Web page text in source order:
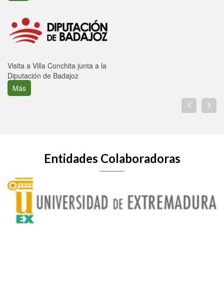
Visita a Villa Conchita junta a la
Diputación de Badajoz
Más
Entidades Colaboradoras